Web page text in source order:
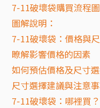
7-11破壞袋購買流程
圖解說明：
7-11破壞袋：價格與
瞭解影響價格的因素
如何預估價格及尺寸
尺寸選擇建議與注意
7-11破壞袋：哪裡買？